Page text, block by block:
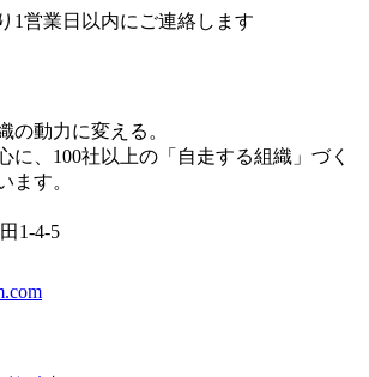
1営業日以内にご連絡します
の動力に変える。
に、100社以上の「自走する組織」づく
ます。
1-4-5